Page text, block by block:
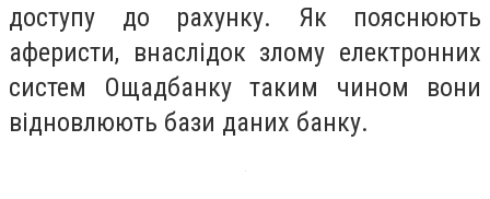
доступу до рахунку. Як пояснюють
аферисти, внаслідок злому електронних
систем Ощадбанку таким чином вони
відновлюють бази даних банку.